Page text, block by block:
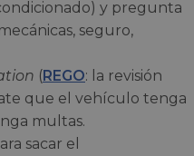
y pregunta
seguro,
(REGO: la revisión
que el vehículo tenga
multas.
sacar el